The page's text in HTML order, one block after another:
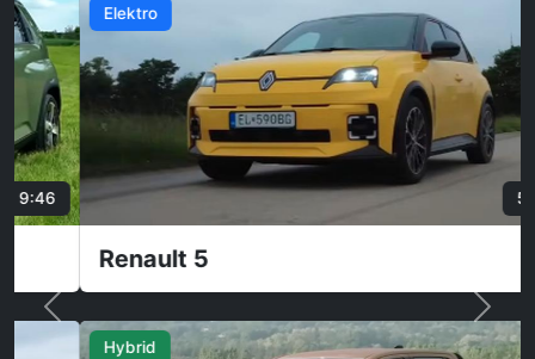
Elektro
Renault 5